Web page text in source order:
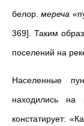
белор.мереча
369]. Таким
поселений на
Населенные
находились на
констатирует: